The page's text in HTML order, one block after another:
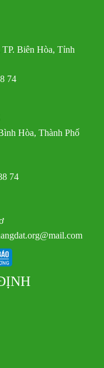
Biên Hòa, Tỉnh
74
Hòa, Thành Phố
74